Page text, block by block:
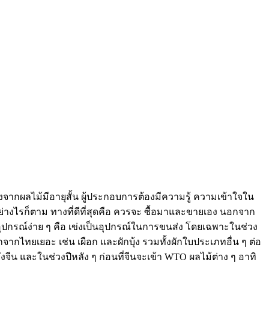
ากผลไม้มีอายุสั้น ผู้ประกอบการต้องมีความรู้ ความเข้าใจใน
งไรก็ตาม ทางที่ดีที่สุดคือ ควรจะ ซื้อมาและขายเอง นอกจาก
รณ์ง่าย ๆ คือ เข่งเป็นอุปกรณ์ในการขนส่ง โดยเฉพาะในช่วง
ไทยเยอะ เช่น เผือก และผักบุ้ง รวมทั้งผักใบประเภทอื่น ๆ ต่อ
น และในช่วงปีหลัง ๆ ก่อนที่จีนจะเข้า WTO ผลไม้ต่าง ๆ อาทิ